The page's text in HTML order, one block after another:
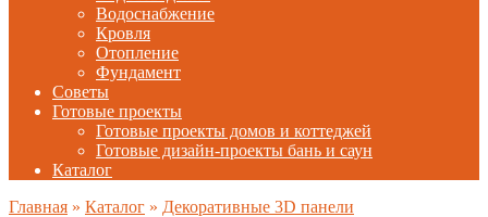
Водоснабжение
Кровля
Отопление
Фундамент
Советы
Готовые проекты
Готовые проекты домов и коттеджей
Готовые дизайн-проекты бань и саун
Каталог
Главная » Каталог » Декоративные 3D панели